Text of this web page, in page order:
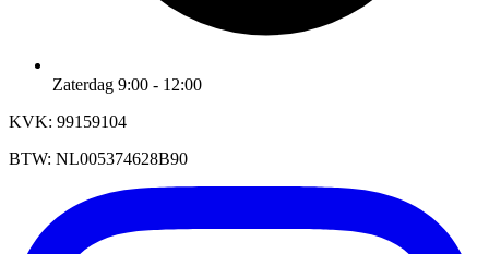
Zaterdag 9:00 - 12:00
KVK: 99159104
BTW: NL005374628B90